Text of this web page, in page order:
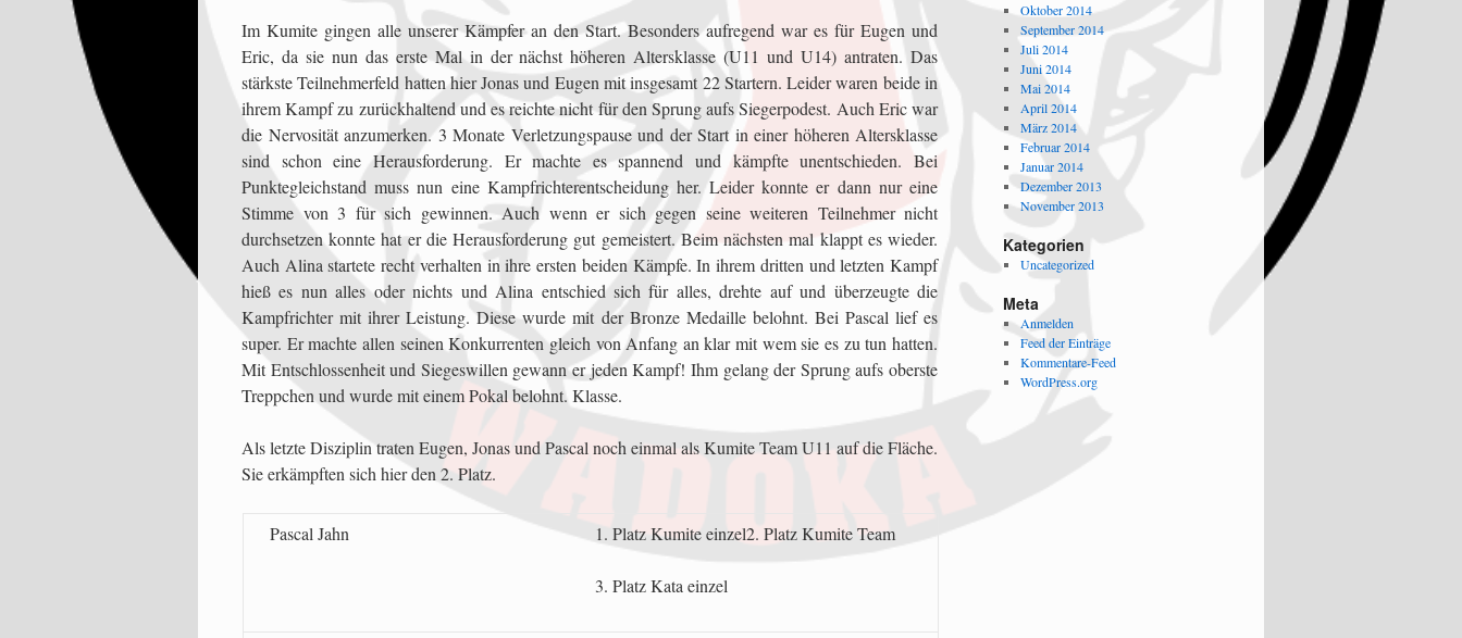
Im Kumite gingen alle unserer Kämpfer an den Start. Besonders aufregend war es für Eugen und
Eric, da sie nun das erste Mal in der nächst höheren Altersklasse (U11 und U14) antraten. Das
stärkste Teilnehmerfeld hatten hier Jonas und Eugen mit insgesamt 22 Startern. Leider waren beide in
ihrem Kampf zu zurückhaltend und es reichte nicht für den Sprung aufs Siegerpodest. Auch Eric war
die Nervosität anzumerken. 3 Monate Verletzungspause und der Start in einer höheren Altersklasse
sind schon eine Herausforderung. Er machte es spannend und kämpfte unentschieden. Bei
Punktegleichstand muss nun eine Kampfrichterentscheidung her. Leider konnte er dann nur eine
Stimme von 3 für sich gewinnen. Auch wenn er sich gegen seine weiteren Teilnehmer nicht
durchsetzen konnte hat er die Herausforderung gut gemeistert. Beim nächsten mal klappt es wieder.
Auch Alina startete recht verhalten in ihre ersten beiden Kämpfe. In ihrem dritten und letzten Kampf
hieß es nun alles oder nichts und Alina entschied sich für alles, drehte auf und überzeugte die
Kampfrichter mit ihrer Leistung. Diese wurde mit der Bronze Medaille belohnt. Bei Pascal lief es
super. Er machte allen seinen Konkurrenten gleich von Anfang an klar mit wem sie es zu tun hatten.
Mit Entschlossenheit und Siegeswillen gewann er jeden Kampf! Ihm gelang der Sprung aufs oberste
Treppchen und wurde mit einem Pokal belohnt. Klasse.
Als letzte Disziplin traten Eugen, Jonas und Pascal noch einmal als Kumite Team U11 auf die Fläche.
Sie erkämpften sich hier den 2. Platz.
Pascal Jahn 1. Platz Kumite einzel2. Platz Kumite Team
3. Platz Kata einzel
Oktober 2014
September 2014
Juli 2014
Juni 2014
Mai 2014
April 2014
März 2014
Februar 2014
Januar 2014
Dezember 2013
November 2013
Kategorien
Uncategorized
Meta
Anmelden
Feed der Einträge
Kommentare-Feed
WordPress.org